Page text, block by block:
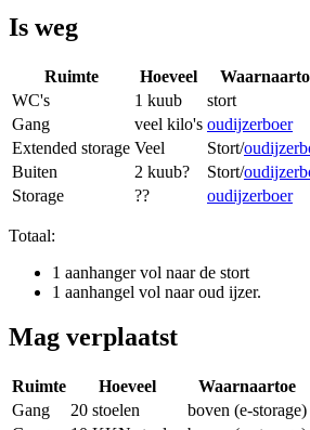
Is weg
Ruimte Hoeveel
WC's
1 kuub stort
Gang
veel kilo's oudijzerboer
Extended storage Veel Stort/
Buiten
2 kuub? Stort/
Storage
?? oudijzerboer
Totaal:
1 aanhanger vol naar de stort
1 aanhangel vol naar oud ijzer.
Mag verplaatst
Ruimte Hoeveel Waarnaartoe
Gang
20 stoelen boven (e-storage)